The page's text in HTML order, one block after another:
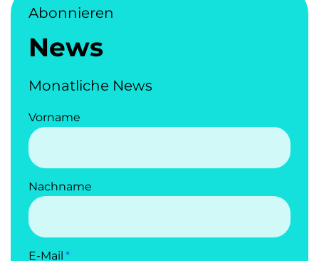
Abonnieren
News
Monatliche News
Vorname
Nachname
E-Mail